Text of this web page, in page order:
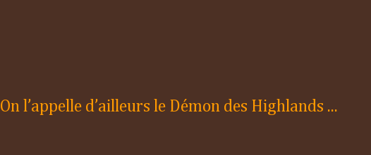
On l’appelle d’ailleurs le Démon des Highlands ...